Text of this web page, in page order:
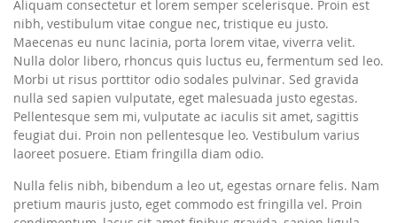
Aliquam consectetur et lorem semper scelerisque. Proin est
nibh, vestibulum vitae congue nec, tristique eu justo.
Maecenas eu nunc lacinia, porta lorem vitae, viverra velit.
Nulla dolor libero, rhoncus quis luctus eu, fermentum sed leo.
Morbi ut risus porttitor odio sodales pulvinar. Sed gravida
nulla sed sapien vulputate, eget malesuada justo egestas.
Pellentesque sem mi, vulputate ac iaculis sit amet, sagittis
feugiat dui. Proin non pellentesque leo. Vestibulum varius
laoreet posuere. Etiam fringilla diam odio.
Nulla felis nibh, bibendum a leo ut, egestas ornare felis. Nam
pretium mauris justo, eget commodo est fringilla vel. Proin